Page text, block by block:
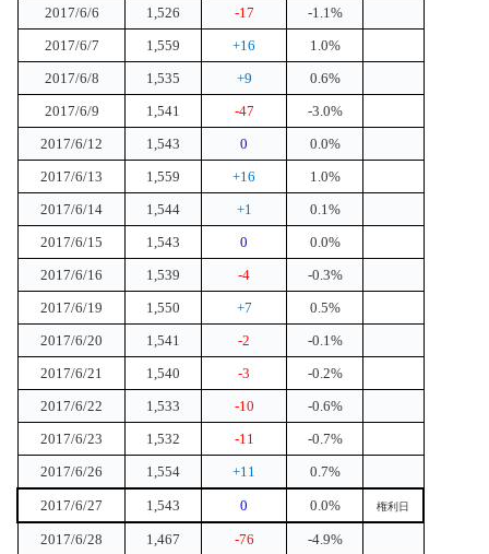
2017/6/6
1,526 -17
-1.1%
2017/6/7
1,559 +16
1.0%
2017/6/8
1,535 +9
0.6%
2017/6/9
1,541 -47
-3.0%
2017/6/12
1,543 0
0.0%
2017/6/13
1,559 +16
1.0%
2017/6/14
1,544 +1
0.1%
2017/6/15
1,543 0
0.0%
2017/6/16
1,539 -4
-0.3%
2017/6/19
1,550 +7
0.5%
2017/6/20
1,541 -2
-0.1%
2017/6/21
1,540 -3
-0.2%
2017/6/22
1,533 -10
-0.6%
2017/6/23
1,532 -11
-0.7%
2017/6/26
1,554 +11 0.7%
2017/6/27 1,543 0 0.0% 権利日
2017/6/28 1,467 -76
-4.9%